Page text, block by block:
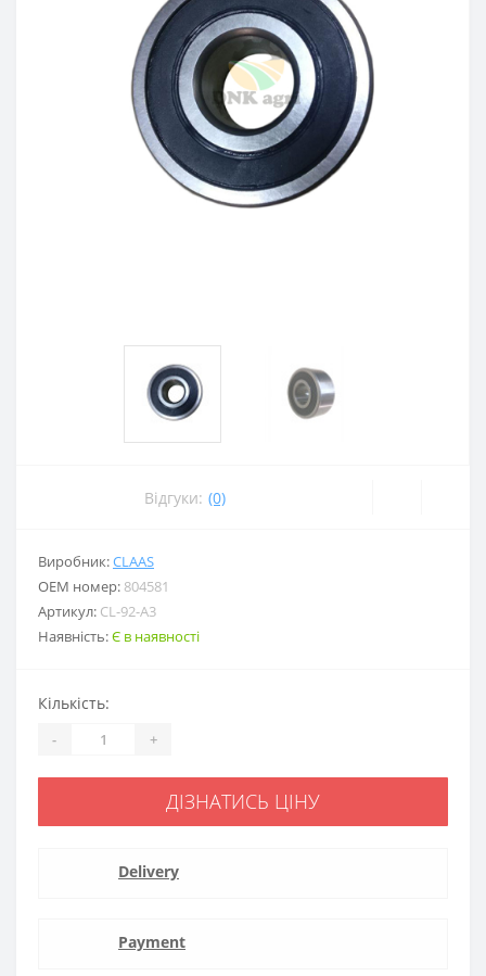
Відгуки: (0)
Виробник:CLAAS
ОЕМ номер: 804581
Артикул: CL-92-A3
Наявність:Є в наявності
Кількість:
- +
ДІЗНАТИСЬ ЦІНУ
Delivery
Payment